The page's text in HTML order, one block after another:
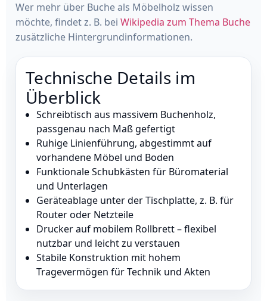
Wer mehr über Buche als Möbelholz wissen
möchte, findet z. B. bei Wikipedia zum Thema Buche
zusätzliche Hintergrundinformationen.
Technische Details im
Überblick
Schreibtisch aus massivem Buchenholz,
passgenau nach Maß gefertigt
Ruhige Linienführung, abgestimmt auf
vorhandene Möbel und Boden
Funktionale Schubkästen für Büromaterial
und Unterlagen
Geräteablage unter der Tischplatte, z. B. für
Router oder Netzteile
Drucker auf mobilem Rollbrett – flexibel
nutzbar und leicht zu verstauen
Stabile Konstruktion mit hohem
Tragevermögen für Technik und Akten